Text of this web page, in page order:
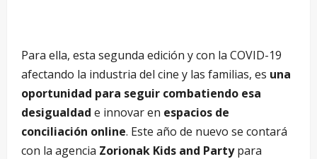
Para ella, esta segunda edición y con la COVID-19
afectando la industria del cine y las familias, es una
oportunidad para seguir combatiendo esa
desigualdad e innovar en espacios de
conciliación online. Este año de nuevo se contará
con la agencia Zorionak Kids and Partypara